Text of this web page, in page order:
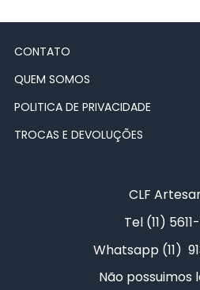
CAIXA ELÁSTICO
CAIXA COELHO
10 CAIXAS SAPATO 10X10X5CM
10 CAIXAS SAPATO 5X5X5CM
CONTATO
QUEM SOMOS
POLITICA DE PRIVACIDADE
TROCAS E DEVOLUÇÕES
CLF
Tel (11)
Whatsapp (11)
Não possuimos